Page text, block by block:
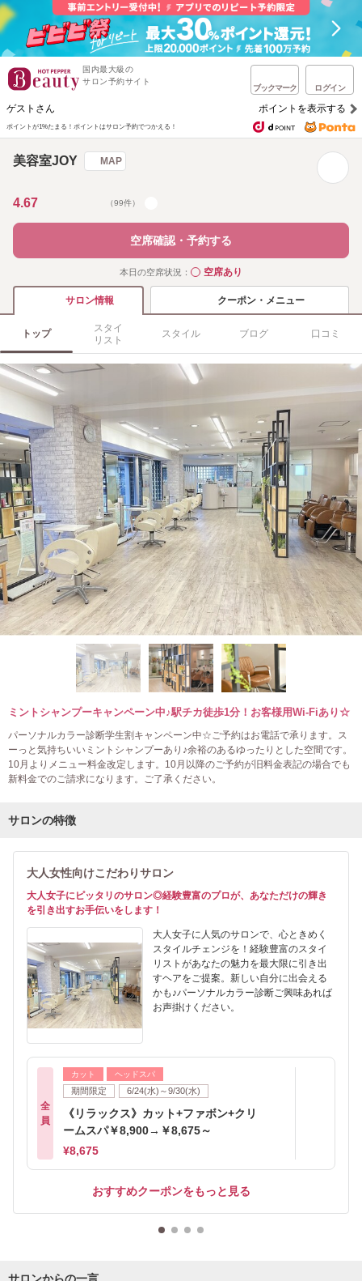
国内最大級の
サロン予約サイト
ブックマーク ログイン
ゲストさん ポイントを表示する
ポイントが1%たまる！ ポイントはサロン予約でつかえる！
美容室JOY MAP
4.67 （99件）
空席確認・予約する
本日の空席状況： ◯空席あり
サロン情報 クーポン・メニュー
トップ
スタイ
リスト
スタイル ブログ 口コミ
ミントシャンプーキャンペーン中♪駅チカ徒歩1分！お客様用Wi-Fiあり☆
パーソナルカラー診断学生割キャンペーン中☆ご予約はお電話で承ります。ス
ーっと気持ちいいミントシャンプーあり♪余裕のあるゆったりとした空間です。
10月よりメニュー料金改定します。10月以降のご予約が旧料金表記の場合でも
新料金でのご請求になります。ご了承ください。
サロンの特徴
大人女性向けこだわりサロン
大人女子にピッタリのサロン◎経験豊富のプロが、あなただけの輝き
を引き出すお手伝いをします！
大人女子に人気のサロンで、心ときめく
スタイルチェンジを！経験豊富のスタイ
リストがあなたの魅力を最大限に引き出
すヘアをご提案。新しい自分に出会える
かも♪パーソナルカラー診断ご興味あれば
お声掛けください。
全
員
カット ヘッドスパ
期間限定 6/24(水)～9/30(水)
《リラックス》カット+ファボン+クリ
ームスパ￥8,900→￥8,675～
¥8,675
おすすめクーポンをもっと見る